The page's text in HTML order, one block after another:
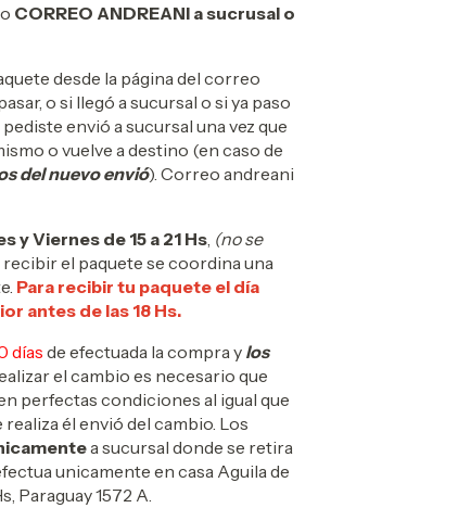
o CORREO ANDREANI a sucrusal o
desde la página del correo
o si llegó a sucursal o si ya paso
envió a sucursal una vez que
o vuelve a destino (en caso de
del nuevo envió). Correo andreani
y Viernes de 15 a 21 Hs (no se
recibir el paquete se coordina una
Para recibir tu paquete el día
antes de las 18 Hs.
días de efectuada la compra y los
el cambio es necesario que
perfectas condiciones al igual que
él envió del cambio. Los
a sucursal donde se retira
unicamente en casa Aguila de
Paraguay 1572 A.